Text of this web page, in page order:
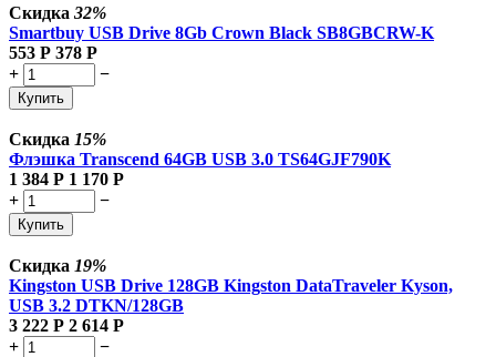
Скидка 32%
Smartbuy USB Drive 8Gb Crown Black SB8GBCRW-K
553 Р 378 Р
+
−
Купить
Скидка 15%
Флэшка Transcend 64GB USB 3.0 TS64GJF790K
1 384 Р 1 170 Р
+
−
Купить
Скидка 19%
Kingston USB Drive 128GB Kingston DataTraveler Kyson,
USB 3.2 DTKN/128GB
3 222 Р 2 614 Р
+
−